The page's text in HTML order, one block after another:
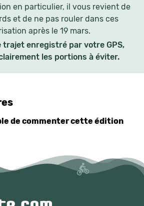
en particulier, il vous revient de
et de ne pas rouler dans ces
après le 19 mars.
trajet enregistré par votre GPS,
les portions à éviter.
de commenter cette édition